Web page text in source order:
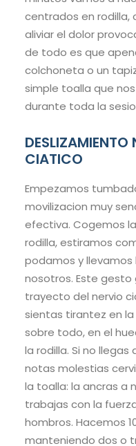
centrados en rodilla,
aliviar el dolor
de todo es que
colchoneta o un
simple toalla que
durante toda la
DESLIZAMIENTO
CIATICO
Empezamos
movilizacion muy
efectiva. Cogemos
rodilla, estiramos
podamos y
nosotros. Este
trayecto del nervio
sientas tirantez en
sobre todo, en el
la rodilla. Si no
notas molestias
la toalla: la ancras a
trabajas con la
hombros. Hacemos
manteniendo dos o